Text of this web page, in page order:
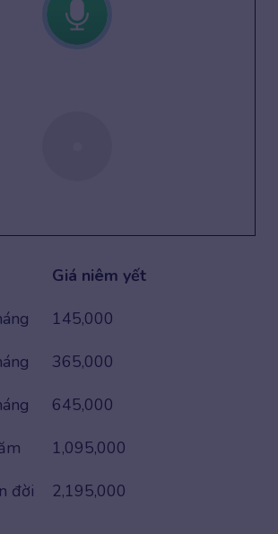
Giá niêm yết
145,000
365,000
645,000
1,095,000
đời
2,195,000